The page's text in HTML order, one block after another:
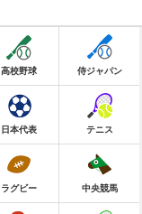
高校野球 侍ジャパン
日本代表 テニス
ラグビー 中央競馬